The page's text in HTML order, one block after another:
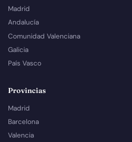
Madrid
Andalucía
Comunidad Valenciana
Galicia
País Vasco
Provincias
Madrid
Barcelona
Valencia